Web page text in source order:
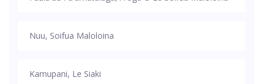
Nuu, Soifua Maloloina
Kamupani, Le Siaki